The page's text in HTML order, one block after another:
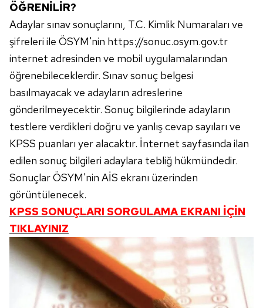
ÖĞRENİLİR?
Adaylar sınav sonuçlarını, T.C. Kimlik Numaraları ve
şifreleri ile ÖSYM'nin https://sonuc.osym.gov.tr
internet adresinden ve mobil uygulamalarından
öğrenebileceklerdir. Sınav sonuç belgesi
basılmayacak ve adayların adreslerine
gönderilmeyecektir. Sonuç bilgilerinde adayların
testlere verdikleri doğru ve yanlış cevap sayıları ve
KPSS puanları yer alacaktır. İnternet sayfasında ilan
edilen sonuç bilgileri adaylara tebliğ hükmündedir.
Sonuçlar ÖSYM'nin AİS ekranı üzerinden
görüntülenecek.
KPSS SONUÇLARI SORGULAMA EKRANI İÇİN
TIKLAYINIZ